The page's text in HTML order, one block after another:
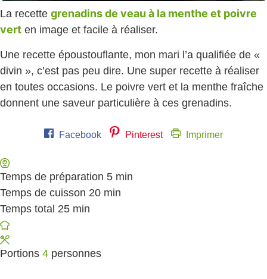
La recette grenadins de veau à la menthe et poivre
vert en image et facile à réaliser.
Une recette époustouflante, mon mari l’a qualifiée de «
divin », c’est pas peu dire. Une super recette à réaliser
en toutes occasions. Le poivre vert et la menthe fraîche
donnent une saveur particulière à ces grenadins.
Facebook Pinterest Imprimer
Temps de préparation 5 minutes
min
Temps de cuisson 20 minutes
min
Temps total 25 minutes
min
Portions 4 personnes